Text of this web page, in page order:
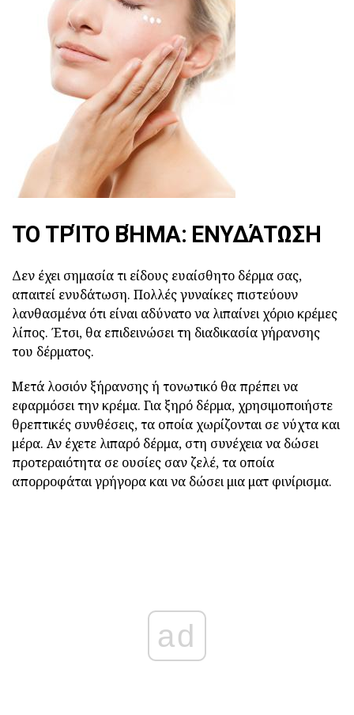
ΤΟ ΤΡΊΤΟ ΒΉΜΑ: ΕΝΥΔΆΤΩΣΗ
Δεν έχει σημασία τι είδους ευαίσθητο δέρμα σας,
απαιτεί ενυδάτωση. Πολλές γυναίκες πιστεύουν
λανθασμένα ότι είναι αδύνατο να λιπαίνει χόριο κρέμες
λίπος. Έτσι, θα επιδεινώσει τη διαδικασία γήρανσης
του δέρματος.
Μετά λοσιόν ξήρανσης ή τονωτικό θα πρέπει να
εφαρμόσει την κρέμα. Για ξηρό δέρμα, χρησιμοποιήστε
θρεπτικές συνθέσεις, τα οποία χωρίζονται σε νύχτα και
μέρα. Αν έχετε λιπαρό δέρμα, στη συνέχεια να δώσει
προτεραιότητα σε ουσίες σαν ζελέ, τα οποία
απορροφάται γρήγορα και να δώσει μια ματ φινίρισμα.
ad